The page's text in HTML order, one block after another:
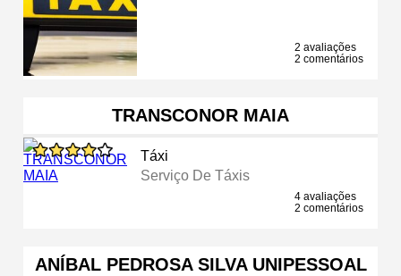
2 avaliações
2 comentários
TRANSCONOR MAIA
Táxi
Serviço De Táxis
4 avaliações
2 comentários
ANÍBAL PEDROSA SILVA UNIPESSOAL